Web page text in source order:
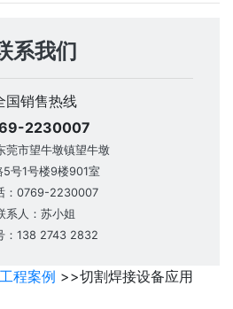
系我们
国销售热线
2230007
莞市望牛墩镇望牛墩
5号1号楼9楼901室
0769-2230007
系人：苏小姐
：138 2743 2832
工程案例 >>切割焊接设备应用